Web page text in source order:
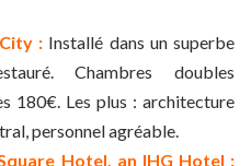
: Installé dans un superbe
Chambres doubles
180€. Les plus : architecture
personnel agréable.
Hotel, an IHG Hotel :